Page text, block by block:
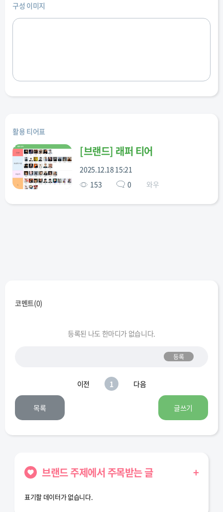
구성 이미지
활용 티어표
[브랜드] 래퍼 티어
2025.12.18 15:21
153
0 와우
코멘트(0)
등록된 나도 한마디가 없습니다.
등록
이전 1 다음
목록 글쓰기
브랜드 주제에서 주목받는 글 +
표기할 데이터가 없습니다.